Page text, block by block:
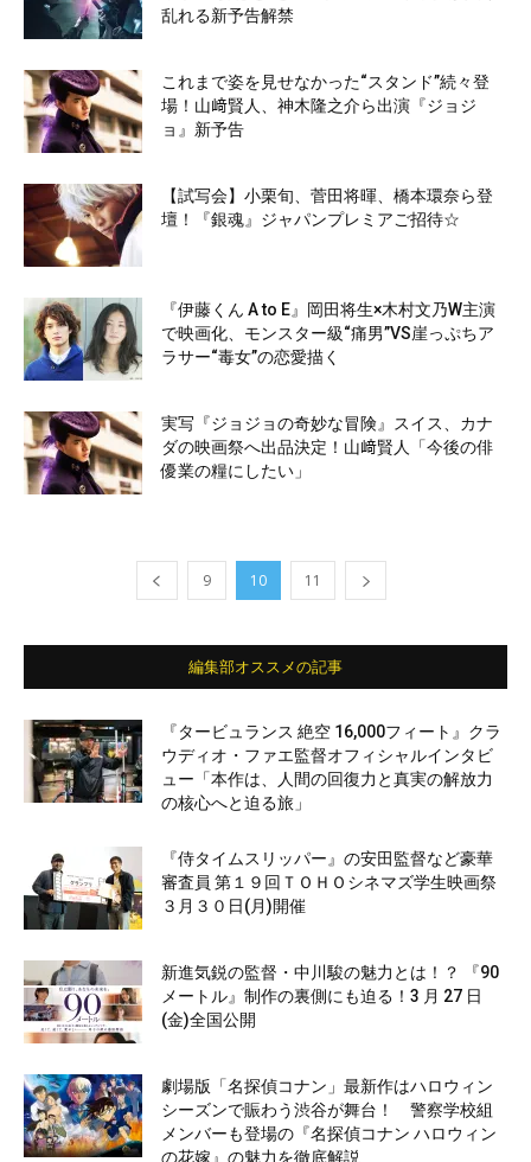
乱れる新予告解禁
これまで姿を見せなかった“スタンド”続々登
場！山﨑賢人、神木隆之介ら出演『ジョジ
ョ』新予告
【試写会】小栗旬、菅田将暉、橋本環奈ら登
壇！『銀魂』ジャパンプレミアご招待☆
『伊藤くん A to E』岡田将生×木村文乃W主演
で映画化、モンスター級“痛男”VS崖っぷちア
ラサー“毒女”の恋愛描く
実写『ジョジョの奇妙な冒険』スイス、カナ
ダの映画祭へ出品決定！山﨑賢人「今後の俳
優業の糧にしたい」
9 10 11
編集部オススメの記事
『タービュランス 絶空 16,000フィート』クラ
ウディオ・ファエ監督オフィシャルインタビ
ュー「本作は、人間の回復力と真実の解放力
の核心へと迫る旅」
『侍タイムスリッパー』の安田監督など豪華
審査員 第１９回ＴＯＨＯシネマズ学生映画祭
３月３０日(月)開催
新進気鋭の監督・中川駿の魅力とは！？ 『90
メートル』制作の裏側にも迫る！3 月 27 日
(金)全国公開
劇場版「名探偵コナン」最新作はハロウィン
シーズンで賑わう渋谷が舞台！ 警察学校組
メンバーも登場の『名探偵コナン ハロウィン
の花嫁』の魅力を徹底解説